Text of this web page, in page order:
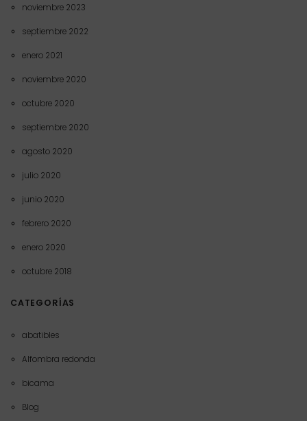
noviembre 2023
septiembre 2022
enero 2021
noviembre 2020
octubre 2020
septiembre 2020
agosto 2020
julio 2020
junio 2020
febrero 2020
enero 2020
octubre 2018
CATEGORÍAS
abatibles
Alfombra redonda
bicama
Blog